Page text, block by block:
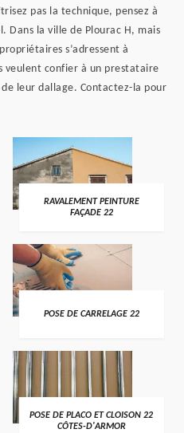
pas la technique, pensez à
Dans la ville de Plourac H, mais
s’adressent à
veulent confier à un prestataire
leur dallage. Contactez-la pour
RAVALEMENT PEINTURE
FAÇADE 22
POSE DE CARRELAGE 22
POSE DE PLACO ET CLOISON 22
CÔTES-D'ARMOR